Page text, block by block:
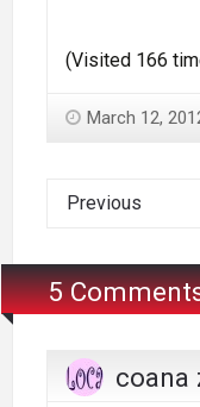
(Visited 166
March 12,
Previous
5
coana